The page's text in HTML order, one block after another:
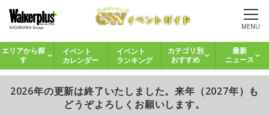
MENU
エリアから探
す
イベント
カレンダー
イベント
ランキング
カテゴリ別
おすすめ
最新
ニュース
2026年の更新は終了いたしました。来年（2027年）も
どうぞよろしくお願いします。